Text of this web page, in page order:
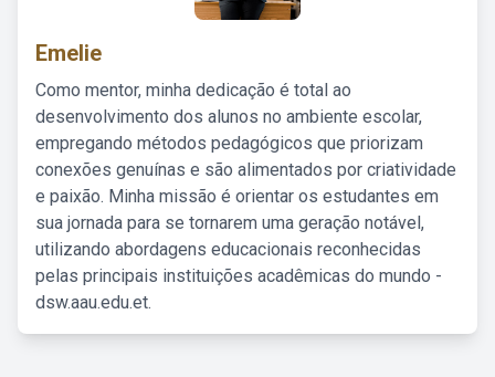
Emelie
Como mentor, minha dedicação é total ao
desenvolvimento dos alunos no ambiente escolar,
empregando métodos pedagógicos que priorizam
conexões genuínas e são alimentados por criatividade
e paixão. Minha missão é orientar os estudantes em
sua jornada para se tornarem uma geração notável,
utilizando abordagens educacionais reconhecidas
pelas principais instituições acadêmicas do mundo -
dsw.aau.edu.et.